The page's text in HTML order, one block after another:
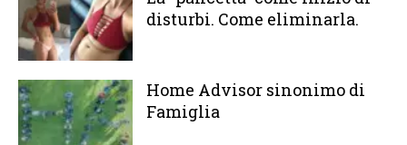
disturbi. Come eliminarla.
Home Advisor sinonimo di
Famiglia